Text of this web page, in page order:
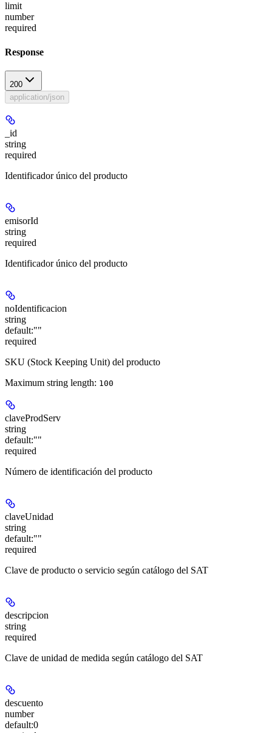
limit
number
required
Response
200
application/json
_id
string
required
Identificador único del producto
emisorId
string
required
Identificador único del producto
noIdentificacion
string
default:""
required
SKU (Stock Keeping Unit) del producto
Maximum string length: 100
claveProdServ
string
default:""
required
Número de identificación del producto
claveUnidad
string
default:""
required
Clave de producto o servicio según catálogo del SAT
descripcion
string
required
Clave de unidad de medida según catálogo del SAT
descuento
number
default:0